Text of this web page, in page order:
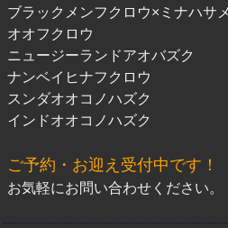
ブラックメンフクロウ×ミナハサ
オオフクロウ
ニュージーランドアオバズク
ナンベイヒナフクロウ
スンダオオコノハズク
インドオオコノハズク
ご予約・お迎え受付中です！
お気軽にお問い合わせください。